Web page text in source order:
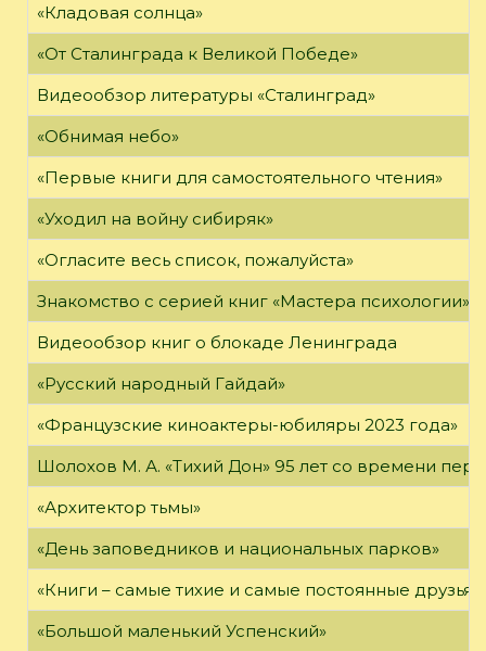
«Кладовая солнца»
«От Сталинграда к Великой Победе»
Видеообзор литературы «Сталинград»
«Обнимая небо»
«Первые книги для самостоятельного чтения»
«Уходил на войну сибиряк»
«Огласите весь список, пожалуйста»
Знакомство с серией книг «Мастера психологии»
Видеообзор книг о блокаде Ленинграда
«Русский народный Гайдай»
«Французские киноактеры-юбиляры 2023 года»
Шолохов М. А. «Тихий Дон» 95 лет со времени
«Архитектор тьмы»
«День заповедников и национальных парков»
«Книги – самые тихие и самые постоянные
«Большой маленький Успенский»